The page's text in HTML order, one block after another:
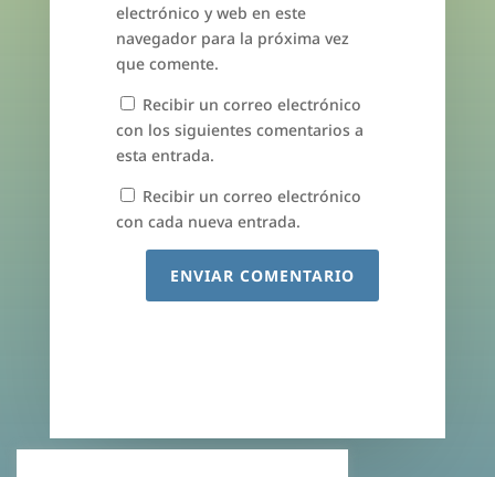
electrónico y web en este
navegador para la próxima vez
que comente.
Recibir un correo electrónico
con los siguientes comentarios a
esta entrada.
Recibir un correo electrónico
con cada nueva entrada.
ENVIAR COMENTARIO